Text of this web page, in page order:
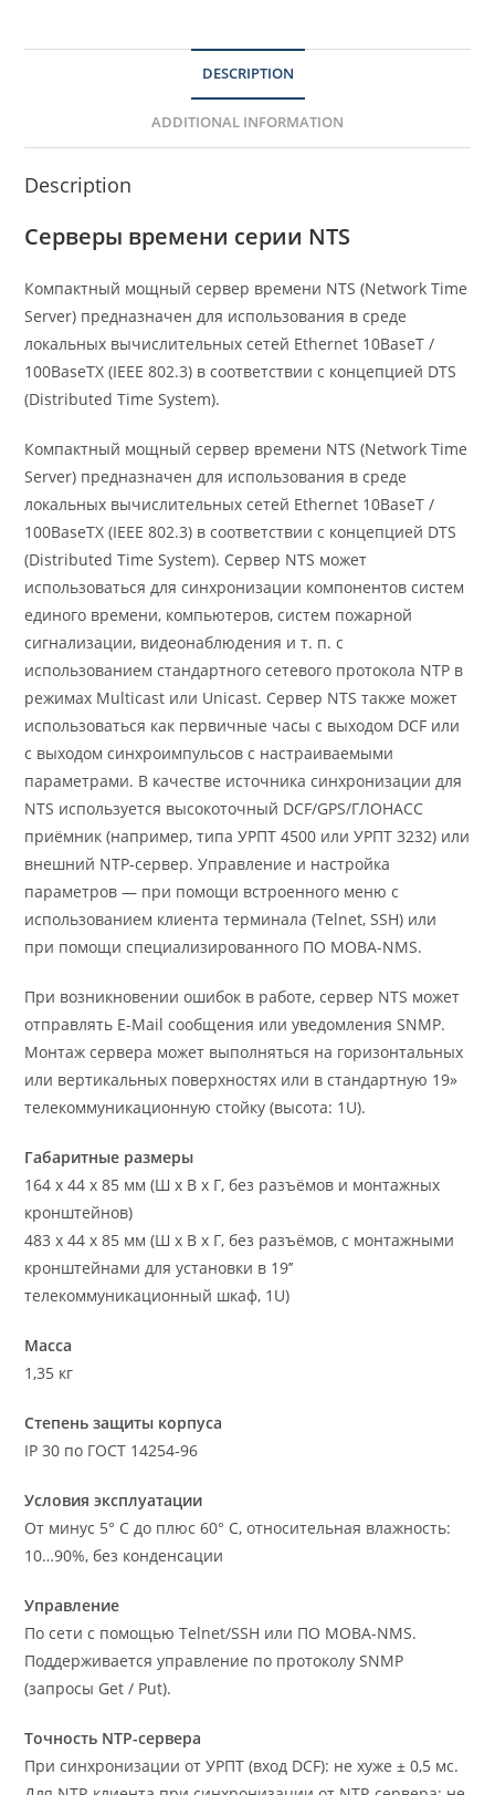
DESCRIPTION
ADDITIONAL INFORMATION
Description
Серверы времени серии NTS
Компактный мощный сервер времени NTS (Network Time
Server) предназначен для использования в среде
локальных вычислительных сетей Ethernet 10BaseT /
100BaseTX (IEEE 802.3) в соответствии с концепцией DTS
(Distributed Time System).
Компактный мощный сервер времени NTS (Network Time
Server) предназначен для использования в среде
локальных вычислительных сетей Ethernet 10BaseT /
100BaseTX (IEEE 802.3) в соответствии с концепцией DTS
(Distributed Time System). Сервер NTS может
использоваться для синхронизации компонентов систем
единого времени, компьютеров, систем пожарной
сигнализации, видеонаблюдения и т. п. с
использованием стандартного сетевого протокола NTP в
режимах Multicast или Unicast. Сервер NTS также может
использоваться как первичные часы с выходом DCF или
с выходом синхроимпульсов с настраиваемыми
параметрами. В качестве источника синхронизации для
NTS используется высокоточный DCF/GPS/ГЛОНАСС
приёмник (например, типа УРПТ 4500 или УРПТ 3232) или
внешний NTP-сервер. Управление и настройка
параметров — при помощи встроенного меню с
использованием клиента терминала (Telnet, SSH) или
при помощи специализированного ПО MOBA-NMS.
При возникновении ошибок в работе, сервер NTS может
отправлять E-Mail сообщения или уведомления SNMP.
Монтаж сервера может выполняться на горизонтальных
или вертикальных поверхностях или в стандартную 19»
телекоммуникационную стойку (высота: 1U).
Габаритные размеры
164 х 44 х 85 мм (Ш х В х Г, без разъёмов и монтажных
кронштейнов)
483 х 44 х 85 мм (Ш х В х Г, без разъёмов, с монтажными
кронштейнами для установки в 19’’
телекоммуникационный шкаф, 1U)
Масса
1,35 кг
Степень защиты корпуса
IP 30 по ГОСТ 14254-96
Условия эксплуатации
От минус 5° С до плюс 60° С, относительная влажность:
10…90%, без конденсации
Управление
По сети с помощью Telnet/SSH или ПО MOBA-NMS.
Поддерживается управление по протоколу SNMP
(запросы Get / Put).
Точность NTP-сервера
При синхронизации от УРПТ (вход DCF): не хуже ± 0,5 мс.